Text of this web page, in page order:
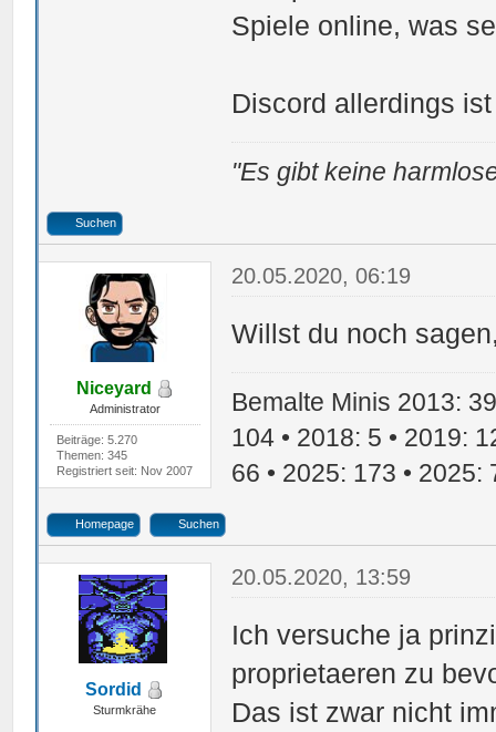
Spiele online, was
Discord allerdings
"Es gibt keine
Suchen
Niceyard
Administrator
Beiträge: 5.270
Themen: 345
Registriert seit: Nov 2007
20.05.2020, 06:19
Willst du noch
Bemalte Minis 2013:
104 • 2018: 5 • 2019:
66 • 2025: 173 • 2025:
Homepage Suchen
Sordid
Sturmkrähe
20.05.2020, 13:59
Ich versuche ja
proprietaeren zu
Das ist zwar nicht